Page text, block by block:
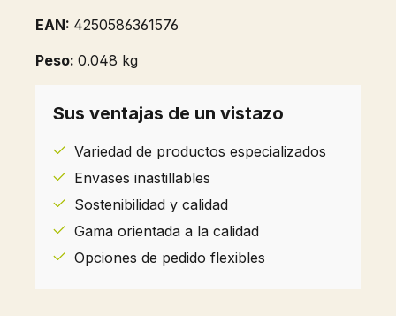
EAN: 4250586361576
Peso: 0.048 kg
Sus ventajas de un vistazo
Variedad de productos especializados
Envases inastillables
Sostenibilidad y calidad
Gama orientada a la calidad
Opciones de pedido flexibles